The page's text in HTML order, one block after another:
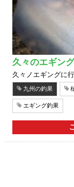
久々のエギング
久々ノエギングに
九州の釣果
エギング釣果